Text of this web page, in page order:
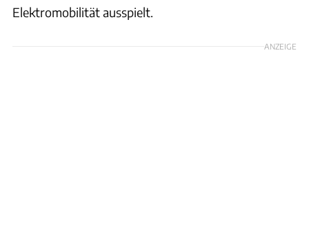
Elektromobilität ausspielt.
ANZEIGE